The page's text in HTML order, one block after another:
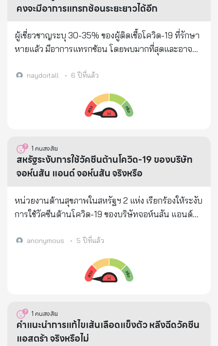
เท่ากับฉีดอาวุธของไวรัสให้คนโดยตรง ท่านจะเชื่อหรือ
ท่าน หากท่านจำเป็นต้องฉีดวัคซีน ขอให้เป็นวัคซีนเชื้อ
ตายปลอดภัยที่สุด รองลงไปคือ ไวรัสเวคเตอร์และที่
ทพญ.อุบลรัตน์ วรรณวิสูตร DDS, MPH, MS,
https://youtu.be/tUE5EBPt-lU
กันทั้งครอบครัวเกิดขึ้นแล้วที่นั่น ช่วงที่เชื้อนี้กระจายกัน
กว่าราย ย้ำ... วันละ หกหมื่นราย มีหลักฐานสนับสนุน
ทางการแพทย์ชัดเจน ว่าสายพันธุ๋นี้ติดง่ายกว่าสายพันธุ์
ถ้าเราคิดว่า ที่ผ่านมา เรายังรอด ตอนนี้ก็สบายๆเหมือน
ว่า สายพันธุ์นี้ อาการไม่รุนแรง ก็คิดใหม่นะครับ มี
รายงานในประเทศไทยของเราพบว่า พบอาการรุนแรง
บาด เสมหะมีเลือด หายใจได้ไม่ปกติ จนกระทั่งพัฒนาไป
สู่อาการปอดบวม ( pneumonia ) เกิดขึ้นได้เยอะมากนะ
ครับ ลงปอดกันเป็นว่าเล่นเลย ซึ่ง ณ จุดนั้น ต้องรักษา
เข้ามาแล้ว และแพทย์หลายๆท่านให้ความเห็นว่า การ
จัดการตอนอยู่ในไอซียูของโรคนี้ มีความซับซ้อนมาก ถ้า
เราไม่ได้มีหมอในระดับนั้น มากอย่างที่เราคิด คนสูงวัย
ประจำตัว เบาหวาน ความดัน หัวใจ หอบหืด ไม่จำกัดวัย
ถ้าเราเข้าข่าย ก็ระวังให้มากกว่าคนอื่นๆเถอะครับ โอกาส
หวัดกระจอกๆธรรมดาๆนั้น เพราะมันยังเป็นแค่การเริ่ม
คงจะมีอาการแทรกซ้อนระยะยาวได้อีก
ผู้เชี่ยวชาญระบุ 30-35% ของผู้ติดเชื้อโควิด-19 ที่รักษา
หายแล้ว มีอาการแทรกซ้อน โดยพบมากที่สุดและอาจ
naydoitall • 6 ปีที่แล้ว
1 คนสงสัย
สหรัฐระงับการใช้วัคซีนต้านโควิด-19 ของบริษัท
จอห์นสัน แอนด์ จอห์นสัน จริงหรือ
หน่วยงานด้านสุขภาพในสหรัฐฯ 2 แห่ง เรียกร้องให้ระงับ
การใช้วัคซีนต้านโควิด-19 ของบริษัทจอห์นสัน แอนด์
เลือดอุดตัน จริงหรือ
anonymous • 5 ปีที่แล้ว
1 คนสงสัย
คำแนะนำการแก้ไขเส้นเลือดแข็งตัว หลีงฉีดวัคซีน
แอสตร้า จริงหรือไม่